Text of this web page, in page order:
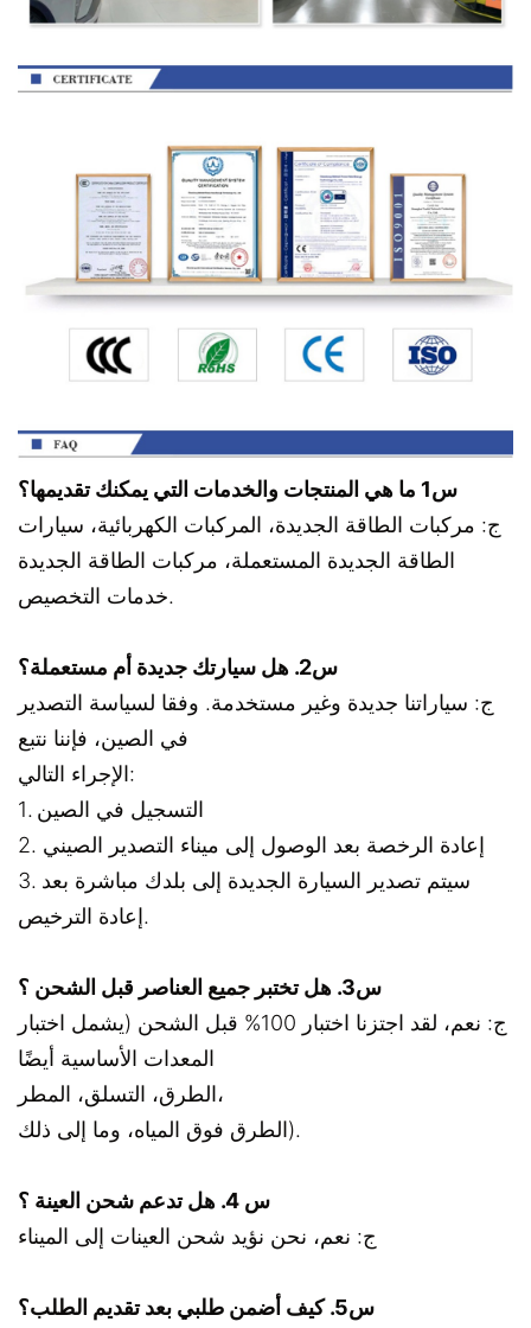
س1 ما هي المنتجات والخدمات التي يمكنك تقديمها؟
ج: مركبات الطاقة الجديدة، المركبات الكهربائية، سيارات
الطاقة الجديدة المستعملة، مركبات الطاقة الجديدة
خدمات التخصيص.
س2. هل سيارتك جديدة أم مستعملة؟
ج: سياراتنا جديدة وغير مستخدمة. وفقا لسياسة التصدير
في الصين، فإننا نتبع
الإجراء التالي:
1. التسجيل في الصين
2. إعادة الرخصة بعد الوصول إلى ميناء التصدير الصيني
3. سيتم تصدير السيارة الجديدة إلى بلدك مباشرة بعد
إعادة الترخيص.
س3. هل تختبر جميع العناصر قبل الشحن ؟
ج: نعم، لقد اجتزنا اختبار 100% قبل الشحن (يشمل اختبار
المعدات الأساسية أيضًا
الطرق، التسلق، المطر،
الطرق فوق المياه، وما إلى ذلك).
س 4. هل تدعم شحن العينة ؟
ج: نعم، نحن نؤيد شحن العينات إلى الميناء
س5. كيف أضمن طلبي بعد تقديم الطلب؟